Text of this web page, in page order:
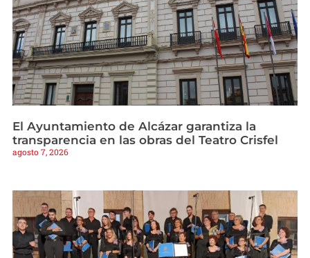
El Ayuntamiento de Alcázar garantiza la
transparencia en las obras del Teatro Crisfel
agosto 7, 2026